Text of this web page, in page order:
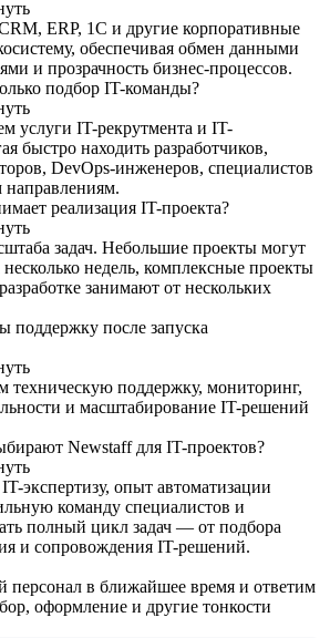
ERP, 1С и другие корпоративные
обеспечивая обмен данными
и прозрачность бизнес-процессов.
подбор IT-команды?
услуги IT-рекрутмента и IT-
быстро находить разработчиков,
DevOps-инженеров, специалистов
реализация IT-проекта?
задач. Небольшие проекты могут
недель, комплексные проекты
занимают от нескольких
поддержку после запуска
техническую поддержку, мониторинг,
и масштабирование IT-решений
Newstaff для IT-проектов?
экспертизу, опыт автоматизации
команду специалистов и
полный цикл задач — от подбора
и сопровождения IT-решений.
в ближайшее время и ответим
оформление и другие тонкости